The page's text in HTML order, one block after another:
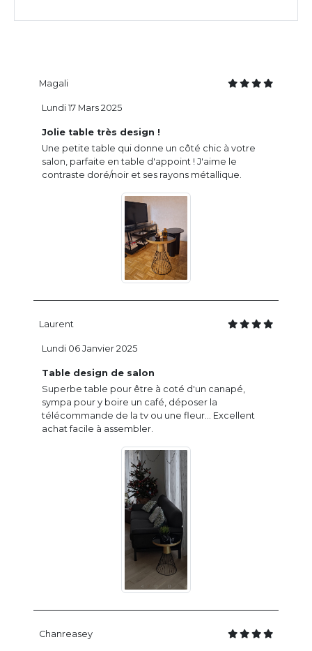
Magali
Jolie table très design !
Une petite table qui donne un côté chic à votre
salon, parfaite en table d'appoint ! J'aime le
contraste doré/noir et ses rayons métallique.
Lundi 17 Mars 2025
Laurent
Table design de salon
Superbe table pour être à coté d'un canapé,
sympa pour y boire un café, déposer la
télécommande de la tv ou une fleur... Excellent
achat facile à assembler.
Lundi 06 Janvier 2025
Chanreasey